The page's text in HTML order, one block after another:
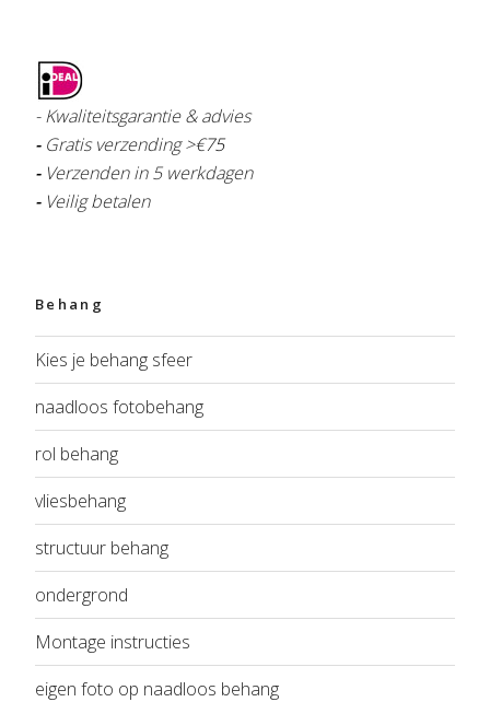
- Kwaliteitsgarantie & advies
- Gratis verzending >€75
- Verzenden in 5 werkdagen
- Veilig betalen
Behang
Kies je behang sfeer
naadloos fotobehang
rol behang
vliesbehang
structuur behang
ondergrond
Montage instructies
eigen foto op naadloos behang